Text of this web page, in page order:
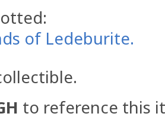
of Ledeburite.
to reference this